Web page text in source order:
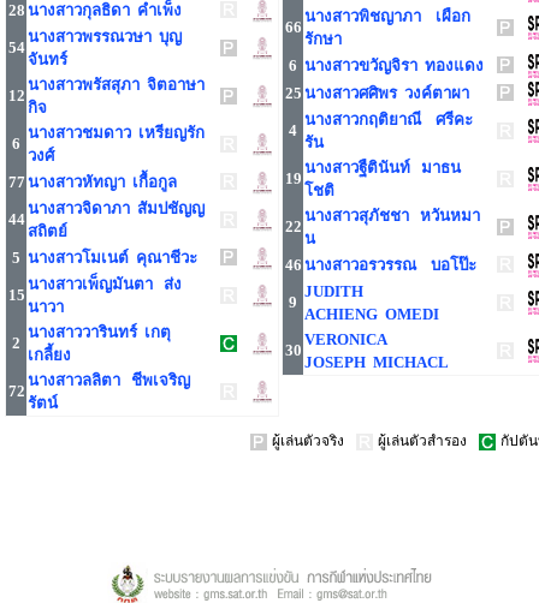
28 นางสาวกุลธิดา คำเพ็ง
54
นางสาวพรรณวษา บุญ
จันทร์
12
นางสาวพรัสสุภา จิตอาษา
กิจ
6
นางสาวชมดาว เหรียญรัก
วงศ์
77 นางสาวหัทญา เกื้อกูล
44
นางสาวจิดาภา สัมปชัญญ
สถิตย์
5 นางสาวโมเนต์ คุณาชีวะ
15
นางสาวเพ็ญมันตา ส่ง
นาวา
2
นางสาววารินทร์ เกตุ
เกลี้ยง
72
นางสาวลลิตา ชีพเจริญ
รัตน์
66
นางสาวพิชญาภา เผือก
รักษา
6 นางสาวขวัญจิรา ทองแดง
25 นางสาวศศิพร วงค์ตาผา
4
นางสาวกฤติยาณี ศรีคะ
รัน
19
นางสาวฐืตินันท์ มาธน
โชติ
22
นางสาวสุภัชชา หวันหมา
น
46 นางสาวอรวรรณ บอโป๊ะ
9
JUDITH
ACHIENG OMEDI
30
VERONICA
JOSEPH MICHACL
ผู้เล่นตัวจริง ผู้เล่นตัวสำรอง กัปตั